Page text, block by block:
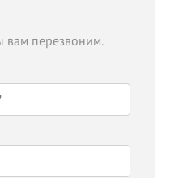
вам перезвоним.